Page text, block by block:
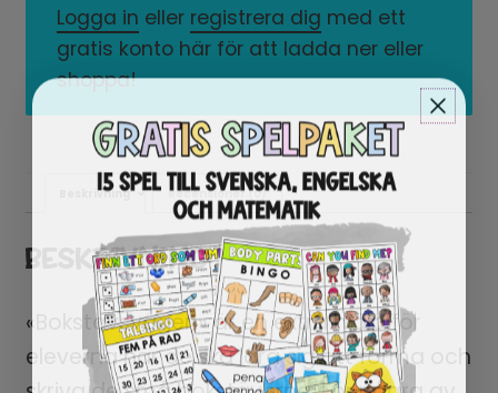
Logga in eller registrera dig med ett
gratis konto här för att ladda ner eller
shoppa!
Beskrivning Recensioner (0)
BESKRIVNING
«Bokstavsvägen» är en extra hjälp för
eleverna när de ska lära sig att forma och